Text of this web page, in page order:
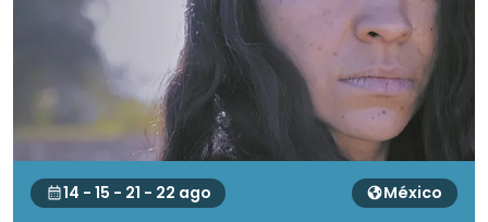
14 - 15 - 21 - 22 ago México